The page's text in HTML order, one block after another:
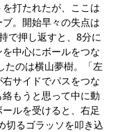
打たれたが、ここは
。開始早々の失点は
で押し返すと、8分に
中心にボールをつな
たのは横山夢樹。「左
サイドでパスをつな
もうと思って中に動
ルを受けると、右足
切るゴラッソを叩き込